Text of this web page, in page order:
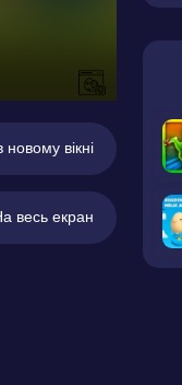
новому вікні
весь екран